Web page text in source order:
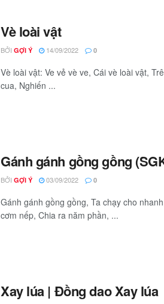
Vè loài vật
BỞI GỢI Ý 14/09/2022 0
Vè loài vật: Ve vẻ vè ve, Cái vè loài vật,
cua, Nghiến ...
Gánh gánh gồng gồng
BỞI GỢI Ý 03/09/2022 0
Gánh gánh gồng gồng, Ta chạy cho
cơm nếp, Chia ra năm phần, ...
Xay lúa | Đồng dao Xay lúa